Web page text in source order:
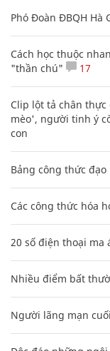
Phó Đoàn ĐBQH Hà
Cách học thuộc
"thần chú"
17
Clip lột tả chân
mèo', người tinh ý
con
Bảng công thức
Các công thức hóa
20 số điện thoại ma
Nhiều điểm bất
Người lãng mạn